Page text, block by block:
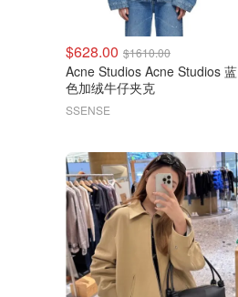
$628.00 $1610.00
Acne Studios Acne Studios 蓝
色加绒牛仔夹克
SSENSE